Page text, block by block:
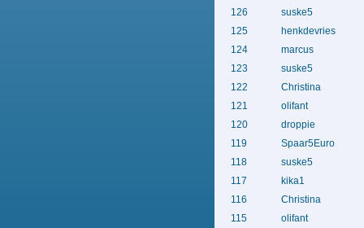
126
suske5
125
henkdevries
124
marcus
123
suske5
122
Christina
121
olifant
120
droppie
119
Spaar5Euro
118
suske5
117
kika1
116
Christina
115
olifant